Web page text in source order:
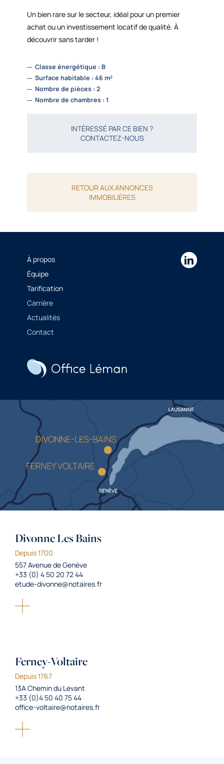
Un bien rare sur le secteur, idéal pour un premier
achat ou un investissement locatif de qualité. À
découvrir sans tarder !
Classe énergétique : B
Surface habitable : 46 m²
Nombre de pièces : 2
Nombre de chambres : 1
INTÉRESSÉ PAR CE BIEN ?
CONTACTEZ-NOUS
RETOUR AUX ANNONCES
IMMOBILIÈRES
À propos
Équipe
Tarification
Carrière
Actualités
Contact
Divonne Les Bains
Depuis 1700
557 Avenue de Genève
+33 (0) 4 50 20 72 44
etude-divonne@notaires.fr
Ferney-Voltaire
Depuis 1767
13A Chemin du Levant
+33 (0)4 50 40 75 44
office-voltaire@notaires.fr